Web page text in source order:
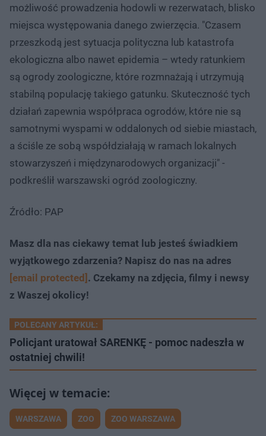
możliwość prowadzenia hodowli w rezerwatach, blisko
miejsca występowania danego zwierzęcia. "Czasem
przeszkodą jest sytuacja polityczna lub katastrofa
ekologiczna albo nawet epidemia – wtedy ratunkiem
są ogrody zoologiczne, które rozmnażają i utrzymują
stabilną populację takiego gatunku. Skuteczność tych
działań zapewnia współpraca ogrodów, które nie są
samotnymi wyspami w oddalonych od siebie miastach,
a ściśle ze sobą współdziałają w ramach lokalnych
stowarzyszeń i międzynarodowych organizacji" -
podkreślił warszawski ogród zoologiczny.
Źródło: PAP
Masz dla nas ciekawy temat lub jesteś świadkiem
wyjątkowego zdarzenia? Napisz do nas na adres
[email protected] . Czekamy na zdjęcia, filmy i newsy
z Waszej okolicy!
POLECANY ARTYKUŁ:
Policjant uratował SARENKĘ - pomoc nadeszła w
ostatniej chwili!
WARSZAWA ZOO ZOO WARSZAWA